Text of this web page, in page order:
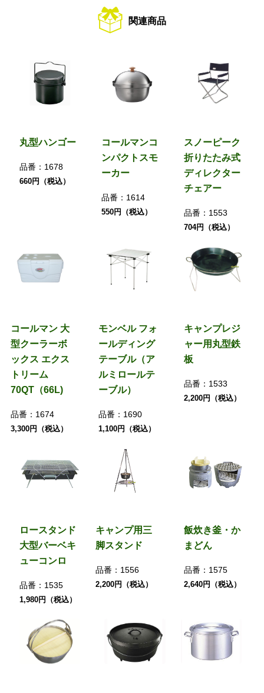
関連商品
丸型ハンゴー
品番： 1678
660円（税込）
コールマンコ
ンパクトスモ
ーカー
品番： 1614
550円（税込）
スノーピーク
折りたたみ式
ディレクター
チェアー
品番： 1553
704円（税込）
コールマン 大
型クーラーボ
ックス エクス
トリーム
70QT（66L)
品番： 1674
3,300円（税込）
モンベル フォ
ールディング
テーブル（ア
ルミロールテ
ーブル）
品番： 1690
1,100円（税込）
キャンプレジ
ャー用丸型鉄
板
品番： 1533
2,200円（税込）
ロースタンド
大型バーベキ
ューコンロ
品番： 1535
1,980円（税込）
キャンプ用三
脚スタンド
品番： 1556
2,200円（税込）
飯炊き釜・か
まどん
品番： 1575
2,640円（税込）